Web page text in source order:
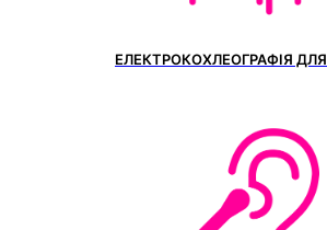
ЕЛЕКТРОКОХЛЕОГРАФІЯ